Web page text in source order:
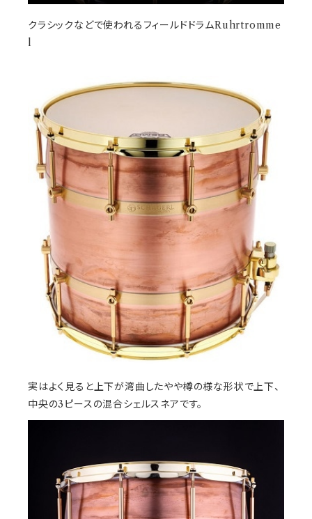
クラシックなどで使われるフィールドドラムRuhrtromme
l
実はよく見ると上下が湾曲したやや樽の様な形状で上下、
中央の3ピースの混合シェルスネアです。